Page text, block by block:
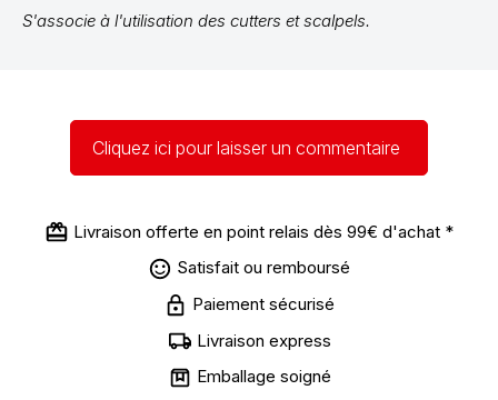
S'associe à l'utilisation des cutters et scalpels.
Cliquez ici pour laisser un commentaire
Livraison offerte en point relais dès 99€ d'achat *
Satisfait ou remboursé
Paiement sécurisé
Livraison express
Emballage soigné